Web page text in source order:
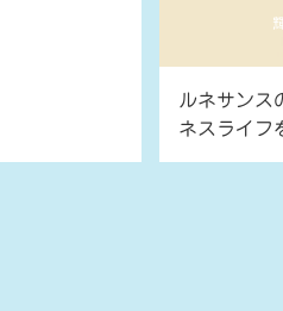
ルネサンス
ネスライフ